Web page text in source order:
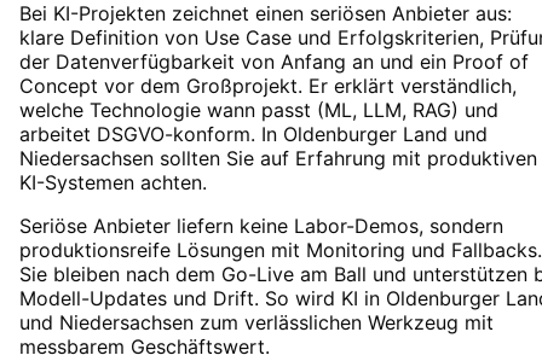
Bei KI-Projekten zeichnet einen seriösen Anbieter aus:
klare Definition von Use Case und Erfolgskriterien,
der Datenverfügbarkeit von Anfang an und ein Proof of
Concept vor dem Großprojekt. Er erklärt verständlich,
welche Technologie wann passt (ML, LLM, RAG) und
arbeitet DSGVO-konform. In Oldenburger Land und
Niedersachsen sollten Sie auf Erfahrung mit produktiven
KI-Systemen achten.
Seriöse Anbieter liefern keine Labor-Demos, sondern
produktionsreife Lösungen mit Monitoring und Fallbacks.
Sie bleiben nach dem Go-Live am Ball und unterstützen
Modell-Updates und Drift. So wird KI in Oldenburger
und Niedersachsen zum verlässlichen Werkzeug mit
messbarem Geschäftswert.